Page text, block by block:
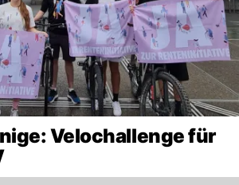
Velochallenge für